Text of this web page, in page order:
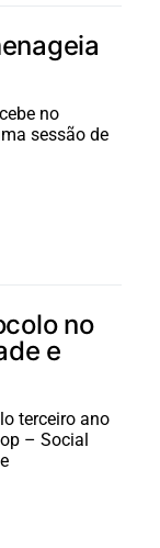
no
sessão de
no
e
terceiro ano
– Social